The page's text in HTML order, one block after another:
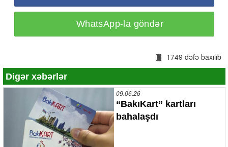
WhatsApp-la göndər
1749 dəfə baxılıb
Digər xəbərlər
09.06.26
“BakıKart” kartları
bahalaşdı